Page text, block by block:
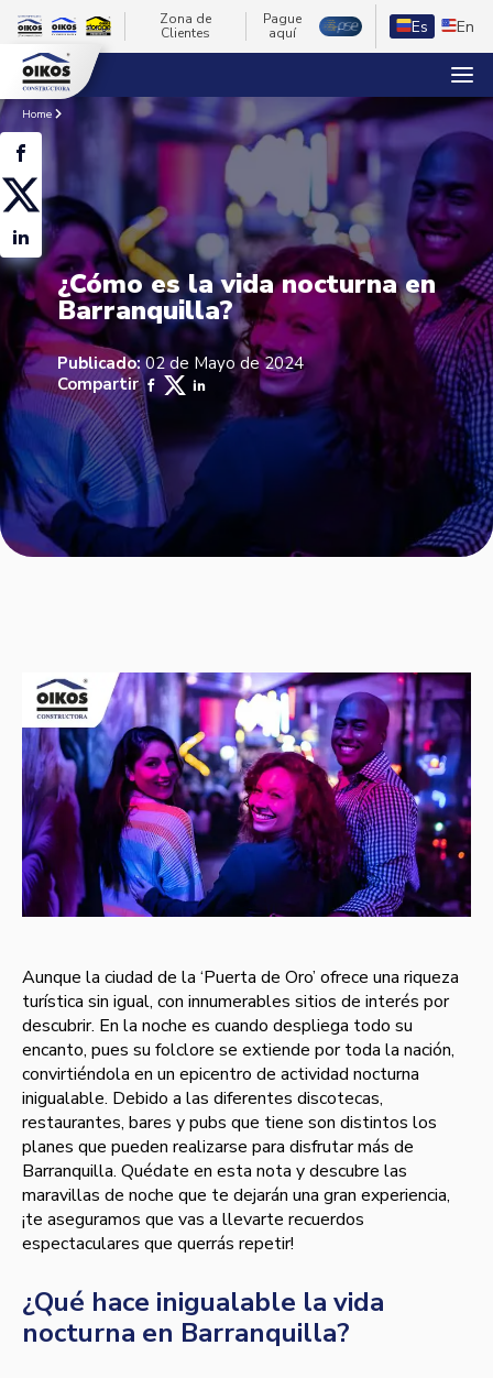
Zona de
Clientes
Pague
aquí
Es En
Home
¿Cómo es la vida nocturna en
Barranquilla?
Publicado:02 de Mayo de 2024
Compartir
Aunque la ciudad de la ‘Puerta de Oro’ ofrece una riqueza
turística sin igual, con innumerables sitios de interés por
descubrir. En la noche es cuando despliega todo su
encanto, pues su folclore se extiende por toda la nación,
convirtiéndola en un epicentro de actividad nocturna
inigualable. Debido a las diferentes discotecas,
restaurantes, bares y pubs que tiene son distintos los
planes que pueden realizarse para disfrutar más de
Barranquilla. Quédate en esta nota y descubre las
maravillas de noche que te dejarán una gran experiencia,
¡te aseguramos que vas a llevarte recuerdos
espectaculares que querrás repetir!
¿Qué hace inigualable la vida
nocturna en Barranquilla?